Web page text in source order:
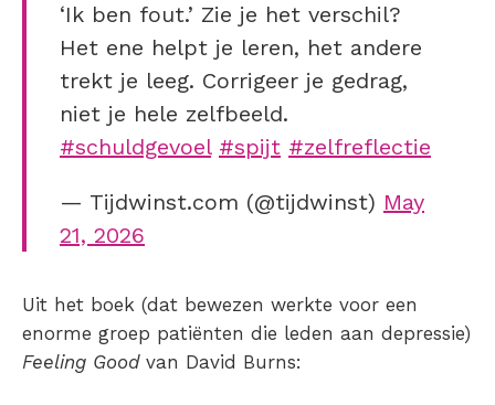
‘Ik ben fout.’ Zie je het verschil?
Het ene helpt je leren, het andere
trekt je leeg. Corrigeer je gedrag,
niet je hele zelfbeeld.
#schuldgevoel #spijt #zelfreflectie
— Tijdwinst.com (@tijdwinst) May
21, 2026
Uit het boek (dat bewezen werkte voor een
enorme groep patiënten die leden aan depressie)
Feeling Goodvan David Burns: